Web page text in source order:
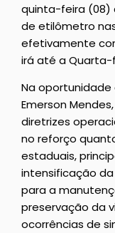
quinta-feira (08)
de etilômetro
efetivamente
irá até a Quarta-
Na
Emerson
diretrizes
no reforço
estaduais,
intensificação
para a
preservação da
ocorrências de